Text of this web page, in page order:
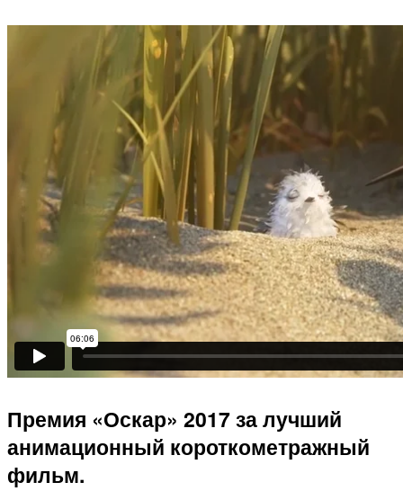
Премия «Оскар» 2017 за лучший
анимационный короткометражный
фильм.